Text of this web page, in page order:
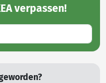
verpassen!